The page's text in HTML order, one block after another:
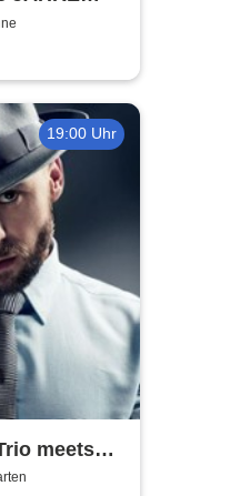
19:00 Uhr
meets